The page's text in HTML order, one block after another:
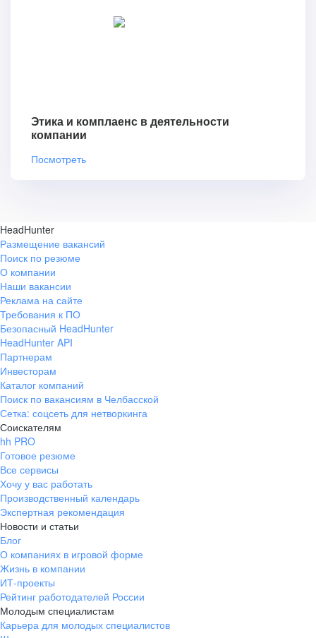
Этика и комплаенс в деятельности
компании
Посмотреть
HeadHunter
Размещение вакансий
Поиск по резюме
О компании
Наши вакансии
Реклама на сайте
Требования к ПО
Безопасный HeadHunter
HeadHunter API
Партнерам
Инвесторам
Каталог компаний
Поиск по вакансиям в Челбасской
Сетка: соцсеть для нетворкинга
Соискателям
hh PRO
Готовое резюме
Все сервисы
Хочу у вас работать
Производственный календарь
Экспертная рекомендация
Новости и статьи
Блог
О компаниях в игровой форме
Жизнь в компании
ИТ-проекты
Рейтинг работодателей России
Молодым специалистам
Карьера для молодых специалистов